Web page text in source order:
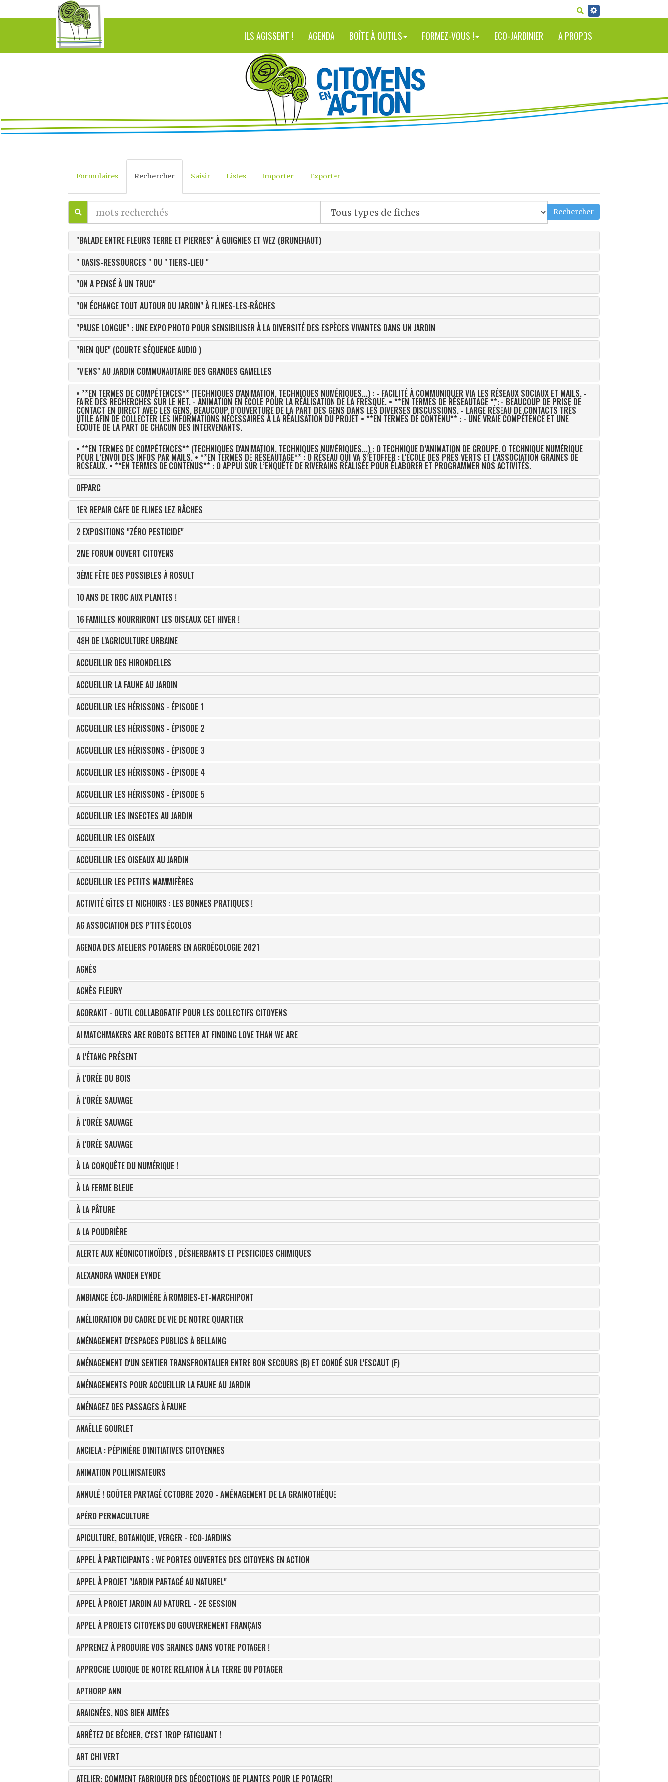
RECHERCHER
ILS AGISSENT ! AGENDA BOÎTE À OUTILS FORMEZ-VOUS ! ECO-JARDINIER A PROPOS
Formulaires Rechercher Saisir Listes Importer Exporter
"BALADE ENTRE FLEURS TERRE ET PIERRES" À GUIGNIES ET WEZ (BRUNEHAUT)
" OASIS-RESSOURCES " OU " TIERS-LIEU "
"ON A PENSÉ À UN TRUC"
"ON ÉCHANGE TOUT AUTOUR DU JARDIN" À FLINES-LES-RÂCHES
"PAUSE LONGUE" : UNE EXPO PHOTO POUR SENSIBILISER À LA DIVERSITÉ DES ESPÈCES VIVANTES DANS UN JARDIN
"RIEN QUE" (COURTE SÉQUENCE AUDIO )
"VIENS" AU JARDIN COMMUNAUTAIRE DES GRANDES GAMELLES
• **EN TERMES DE COMPÉTENCES** (TECHNIQUES D'ANIMATION, TECHNIQUES NUMÉRIQUES...) : - FACILITÉ À COMMUNIQUER VIA LES RÉSEAUX SOCIAUX ET MAILS. -
FAIRE DES RECHERCHES SUR LE NET. - ANIMATION EN ÉCOLE POUR LA RÉALISATION DE LA FRESQUE. • **EN TERMES DE RÉSEAUTAGE **: - BEAUCOUP DE PRISE DE
CONTACT EN DIRECT AVEC LES GENS, BEAUCOUP D’OUVERTURE DE LA PART DES GENS DANS LES DIVERSES DISCUSSIONS. - LARGE RÉSEAU DE CONTACTS TRÈS
UTILE AFIN DE COLLECTER LES INFORMATIONS NÉCESSAIRES À LA RÉALISATION DU PROJET • **EN TERMES DE CONTENU** : - UNE VRAIE COMPÉTENCE ET UNE
ÉCOUTE DE LA PART DE CHACUN DES INTERVENANTS.
• **EN TERMES DE COMPÉTENCES** (TECHNIQUES D'ANIMATION, TECHNIQUES NUMÉRIQUES...) : O TECHNIQUE D’ANIMATION DE GROUPE. O TECHNIQUE NUMÉRIQUE
POUR L’ENVOI DES INFOS PAR MAILS. • **EN TERMES DE RÉSEAUTAGE** : O RÉSEAU QUI VA S’ÉTOFFER : L'ÉCOLE DES PRÉS VERTS ET L'ASSOCIATION GRAINES DE
ROSEAUX. • **EN TERMES DE CONTENUS** : O APPUI SUR L’ENQUÊTE DE RIVERAINS RÉALISÉE POUR ÉLABORER ET PROGRAMMER NOS ACTIVITÉS.
0FPARC
1ER REPAIR CAFE DE FLINES LEZ RÂCHES
2 EXPOSITIONS "ZÉRO PESTICIDE"
2ME FORUM OUVERT CITOYENS
3ÈME FÊTE DES POSSIBLES À ROSULT
10 ANS DE TROC AUX PLANTES !
16 FAMILLES NOURRIRONT LES OISEAUX CET HIVER !
48H DE L'AGRICULTURE URBAINE
ACCUEILLIR DES HIRONDELLES
ACCUEILLIR LA FAUNE AU JARDIN
ACCUEILLIR LES HÉRISSONS - ÉPISODE 1
ACCUEILLIR LES HÉRISSONS - ÉPISODE 2
ACCUEILLIR LES HÉRISSONS - ÉPISODE 3
ACCUEILLIR LES HÉRISSONS - ÉPISODE 4
ACCUEILLIR LES HÉRISSONS - ÉPISODE 5
ACCUEILLIR LES INSECTES AU JARDIN
ACCUEILLIR LES OISEAUX
ACCUEILLIR LES OISEAUX AU JARDIN
ACCUEILLIR LES PETITS MAMMIFÈRES
ACTIVITÉ GÎTES ET NICHOIRS : LES BONNES PRATIQUES !
AG ASSOCIATION DES P'TITS ÉCOLOS
AGENDA DES ATELIERS POTAGERS EN AGROÉCOLOGIE 2021
AGNÈS
AGNÈS FLEURY
AGORAKIT - OUTIL COLLABORATIF POUR LES COLLECTIFS CITOYENS
AI MATCHMAKERS ARE ROBOTS BETTER AT FINDING LOVE THAN WE ARE
A L'ÉTANG PRÉSENT
À L'ORÉE DU BOIS
À L'ORÉE SAUVAGE
À L'ORÉE SAUVAGE
À L'ORÉE SAUVAGE
À LA CONQUÊTE DU NUMÉRIQUE !
À LA FERME BLEUE
À LA PÂTURE
A LA POUDRIÈRE
ALERTE AUX NÉONICOTINOÏDES , DÉSHERBANTS ET PESTICIDES CHIMIQUES
ALEXANDRA VANDEN EYNDE
AMBIANCE ÉCO-JARDINIÈRE À ROMBIES-ET-MARCHIPONT
AMÉLIORATION DU CADRE DE VIE DE NOTRE QUARTIER
AMÉNAGEMENT D'ESPACES PUBLICS À BELLAING
AMÉNAGEMENT D'UN SENTIER TRANSFRONTALIER ENTRE BON SECOURS (B) ET CONDÉ SUR L'ESCAUT (F)
AMÉNAGEMENTS POUR ACCUEILLIR LA FAUNE AU JARDIN
AMÉNAGEZ DES PASSAGES À FAUNE
ANAËLLE GOURLET
ANCIELA : PÉPINIÈRE D'INITIATIVES CITOYENNES
ANIMATION POLLINISATEURS
ANNULÉ ! GOÛTER PARTAGÉ OCTOBRE 2020 - AMÉNAGEMENT DE LA GRAINOTHÈQUE
APÉRO PERMACULTURE
APICULTURE, BOTANIQUE, VERGER - ECO-JARDINS
APPEL À PARTICIPANTS : WE PORTES OUVERTES DES CITOYENS EN ACTION
APPEL À PROJET "JARDIN PARTAGÉ AU NATUREL"
APPEL À PROJET JARDIN AU NATUREL - 2E SESSION
APPEL À PROJETS CITOYENS DU GOUVERNEMENT FRANÇAIS
APPRENEZ À PRODUIRE VOS GRAINES DANS VOTRE POTAGER !
APPROCHE LUDIQUE DE NOTRE RELATION À LA TERRE DU POTAGER
APTHORP ANN
ARAIGNÉES, NOS BIEN AIMÉES
ARRÊTEZ DE BÉCHER, C'EST TROP FATIGUANT !
ART CHI VERT
ATELIER: COMMENT FABRIQUER DES DÉCOCTIONS DE PLANTES POUR LE POTAGER!